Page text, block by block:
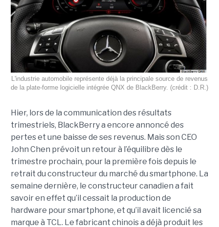
L'industrie automobile représente déjà la principale source de revenus
de la plate-forme logicielle intégrée QNX de BlackBerry. (crédit : D.R.)
Hier, lors de la communication des résultats
trimestriels, BlackBerry a encore annoncé des
pertes et une baisse de ses revenus. Mais son CEO
John Chen prévoit un retour à l’équilibre dès le
trimestre prochain, pour la première fois depuis le
retrait du constructeur du marché du smartphone. La
semaine dernière, le constructeur canadien a fait
savoir en effet qu’il cessait la production de
hardware pour smartphone, et qu’il avait licencié sa
marque à TCL. Le fabricant chinois a déjà produit les